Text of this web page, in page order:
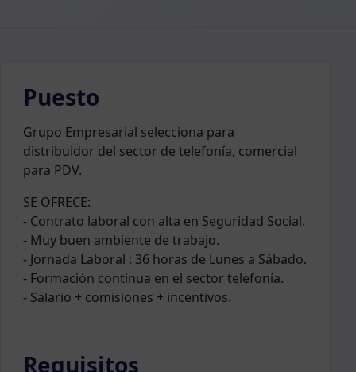
Puesto
Grupo Empresarial selecciona para
distribuidor del sector de telefonía, comercial
para PDV.
SE OFRECE:
- Contrato laboral con alta en Seguridad Social.
- Muy buen ambiente de trabajo.
- Jornada Laboral : 36 horas de Lunes a Sábado.
- Formación continua en el sector telefonía.
- Salario + comisiones + incentivos.
Requisitos